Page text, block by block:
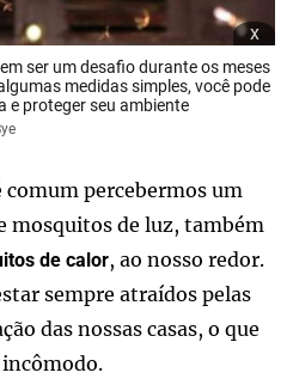
x
ser um desafio durante os meses
medidas simples, você pode
e proteger seu ambiente
comum percebermos um
mosquitos de luz, também
de calor, ao nosso redor.
sempre atraídos pelas
das nossas casas, o que